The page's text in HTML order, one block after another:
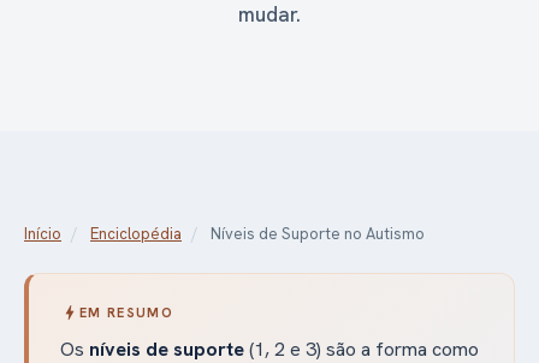
mudar.
Início / Enciclopédia / Níveis de Suporte no Autismo
bolt EM RESUMO
Os níveis de suporte(1, 2 e 3) são a forma como